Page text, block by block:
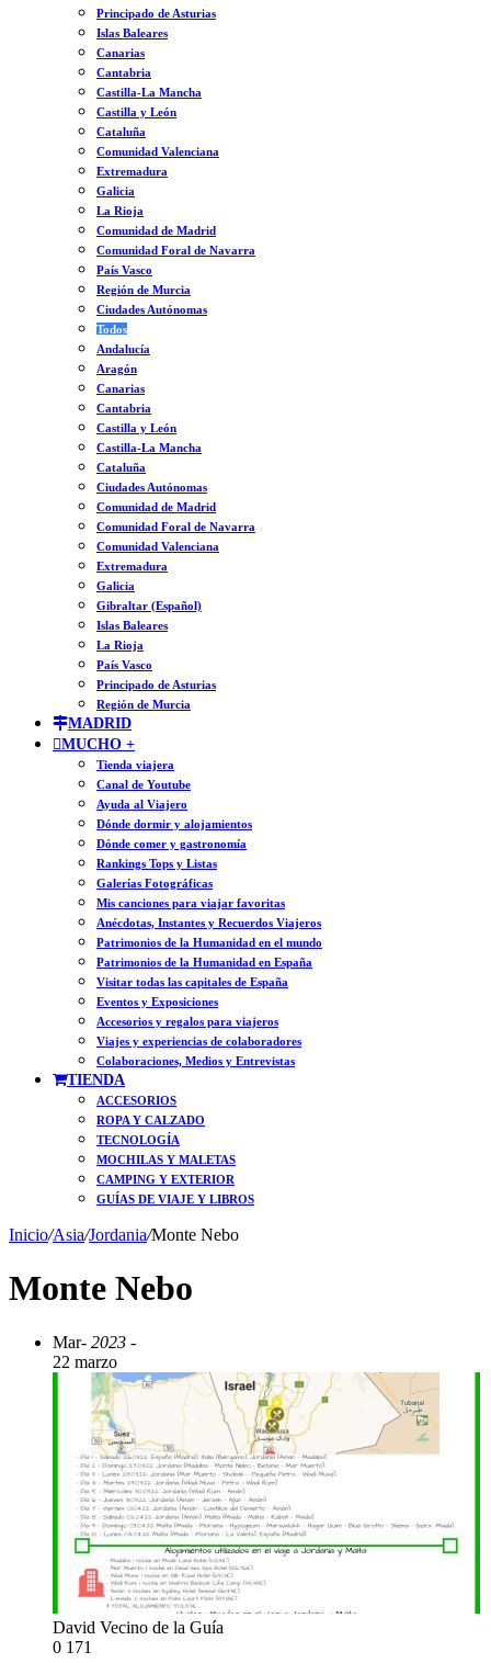
Principado de Asturias
Islas Baleares
Canarias
Cantabria
Castilla-La Mancha
Castilla y León
Cataluña
Comunidad Valenciana
Extremadura
Galicia
La Rioja
Comunidad de Madrid
Comunidad Foral de Navarra
País Vasco
Región de Murcia
Ciudades Autónomas
Todos
Andalucía
Aragón
Canarias
Cantabria
Castilla y León
Castilla-La Mancha
Cataluña
Ciudades Autónomas
Comunidad de Madrid
Comunidad Foral de Navarra
Comunidad Valenciana
Extremadura
Galicia
Gibraltar (Español)
Islas Baleares
La Rioja
País Vasco
Principado de Asturias
Región de Murcia
MADRID
MUCHO +
Tienda viajera
Canal de Youtube
Ayuda al Viajero
Dónde dormir y alojamientos
Dónde comer y gastronomía
Rankings Tops y Listas
Galerías Fotográficas
Mis canciones para viajar favoritas
Anécdotas, Instantes y Recuerdos Viajeros
Patrimonios de la Humanidad en el mundo
Patrimonios de la Humanidad en España
Visitar todas las capitales de España
Eventos y Exposiciones
Accesorios y regalos para viajeros
Viajes y experiencias de colaboradores
Colaboraciones, Medios y Entrevistas
TIENDA
ACCESORIOS
ROPA Y CALZADO
TECNOLOGÍA
MOCHILAS Y MALETAS
CAMPING Y EXTERIOR
GUÍAS DE VIAJE Y LIBROS
Inicio/Asia/Jordania/Monte Nebo
Monte Nebo
Mar- 2023 -
22 marzo
David Vecino de la Guía
0 171